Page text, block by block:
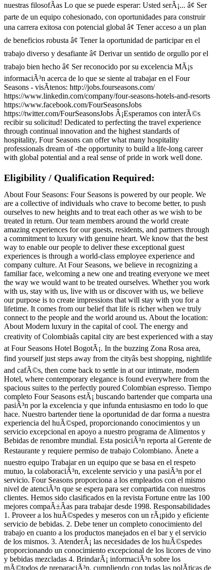
nuestras filosofÃ­as Lo que se puede esperar: Usted serÃ¡... â¢ Ser
parte de un equipo cohesionado, con oportunidades para construir
una carrera exitosa con potencial global â¢ Tener acceso a un plan
de beneficios robusta â¢ Tener la oportunidad de participar en el
trabajo diverso y desafiante â¢ Derivar un sentido de orgullo por el
trabajo bien hecho â¢ Ser reconocido por su excelencia MÃ¡s
informaciÃ³n acerca de lo que se siente al trabajar en el Four
Seasons - visÃ­tenos: http://jobs.fourseasons.com/
https://www.linkedin.com/company/four-seasons-hotels-and-resorts
https://www.facebook.com/FourSeasonsJobs
https://twitter.com/FourSeasonsJobs Â¡Esperamos con interÃ©s
recibir su solicitud! Dedicated to perfecting the travel experience
through continual innovation and the highest standards of
hospitality, Four Seasons can offer what many hospitality
professionals dream of -the opportunity to build a life-long career
with global potential and a real sense of pride in work well done.
Eligibility / Qualification Required:
About Four Seasons: Four Seasons is powered by our people. We
are a collective of individuals who crave to become better, to push
ourselves to new heights and to treat each other as we wish to be
treated in return. Our team members around the world create
amazing experiences for our guests, residents, and partners through
a commitment to luxury with genuine heart. We know that the best
way to enable our people to deliver these exceptional guest
experiences is through a world-class employee experience and
company culture. At Four Seasons, we believe in recognizing a
familiar face, welcoming a new one and treating everyone we meet
the way we would want to be treated ourselves. Whether you work
with us, stay with us, live with us or discover with us, we believe
our purpose is to create impressions that will stay with you for a
lifetime. It comes from our belief that life is richer when we truly
connect to the people and the world around us. About the location:
About Modern luxury in the capital of cool. The energy and
creativity of Colombiaâs capital city are best experienced with a stay
at Four Seasons Hotel BogotÃ¡. In the buzzing Zona Rosa area,
find yourself just steps away from the cityâs best shopping, nightlife
and cafÃ©s, then come back to settle in at our intimate, modern
Hotel, where contemporary elegance is found everywhere from the
spacious suites to the perfectly poured Colombian espresso. Tiempo
completo Four Seasons estÃ¡ buscando bartender que comparta una
pasiÃ³n por la excelencia y que infunda entusiasmo en todo lo que
hace. Nuestro bartender tiene la oportunidad de dar forma a nuestra
experiencia del huÃ©sped, proporcionando conocimientos y un
servicio excepcional en apoyo a nuestro programa de Alimentos y
Bebidas de renombre mundial. Esta posiciÃ³n reporta al Gerente de
Restaurante y requiere permiso de trabajo Colombiano. Ãnete a
nuestro equipo Trabajar en un equipo que se basa en el respeto
mutuo, la colaboraciÃ³n, excelente servicio y una pasiÃ³n por el
servicio. Four Seasons proporciona a los empleados con el mismo
nivel de atenciÃ³n que se espera para ser compartida con nuestros
clientes. Hemos sido clasificados en la revista Fortune entre las 100
mejores compaÃ±Ã­as para trabajar desde 1998. Responsabilidades
1. Proveer a los huÃ©spedes y meseros con un rÃ¡pido y eficiente
servicio de bebidas. 2. Debe tener un completo conocimiento del
trabajo en cuanto a los productos manejados en el bar y el servicio
de los mismos. 3. AtenderÃ¡ las necesidades de los huÃ©spedes
proporcionando un conocimiento excepcional de los licores de vino
y bebidas mezcladas 4. BrindarÃ¡ informaciÃ³n sobre los
mÃ©todos de preparaciÃ³n, cumpliendo con todas las polÃ­ticas de